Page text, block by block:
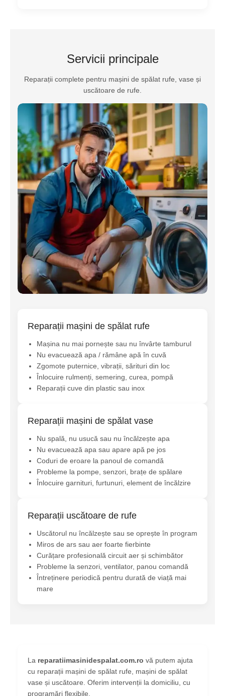
Servicii principale
Reparații complete pentru mașini de spălat rufe, vase și
uscătoare de rufe.
Reparații mașini de spălat rufe
Mașina nu mai pornește sau nu învârte tamburul
Nu evacuează apa / rămâne apă în cuvă
Zgomote puternice, vibrații, sărituri din loc
Înlocuire rulmenți, semering, curea, pompă
Reparații cuve din plastic sau inox
Reparații mașini de spălat vase
Nu spală, nu usucă sau nu încălzește apa
Nu evacuează apa sau apare apă pe jos
Coduri de eroare la panoul de comandă
Probleme la pompe, senzori, brațe de spălare
Înlocuire garnituri, furtunuri, element de încălzire
Reparații uscătoare de rufe
Uscătorul nu încălzește sau se oprește în program
Miros de ars sau aer foarte fierbinte
Curățare profesională circuit aer și schimbător
Probleme la senzori, ventilator, panou comandă
Întreținere periodică pentru durată de viață mai
mare
La reparatiimasinidespalat.com.ro vă putem ajuta
cu reparații mașini de spălat rufe, mașini de spălat
vase și uscătoare. Oferim intervenții la domiciliu, cu
programări flexibile.